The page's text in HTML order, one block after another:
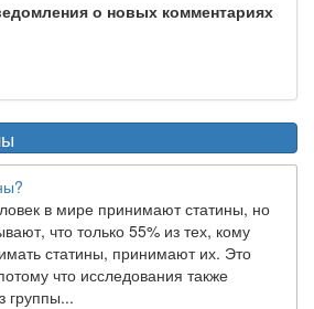
о новых комментариях
в мире принимают статины, но
что только 55% из тех, кому
статины, принимают их. Это
что исследования также
группы...